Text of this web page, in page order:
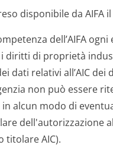
disponibile da AIFA
dell’AIFA
diritti di proprietà
dati relativi all’AIC dei
non può essere
alcun modo di
dell'autorizzazione
titolare AIC).